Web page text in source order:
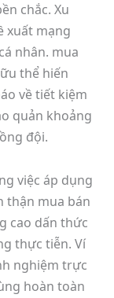
chắc. Xu
xuất mạng
nhân. mua
thể hiến
về tiết kiệm
quản khoảng
đội.
việc áp dụng
thận mua bán
cao dấn thức
thực tiễn. Ví
nghiệm trực
hoàn toàn